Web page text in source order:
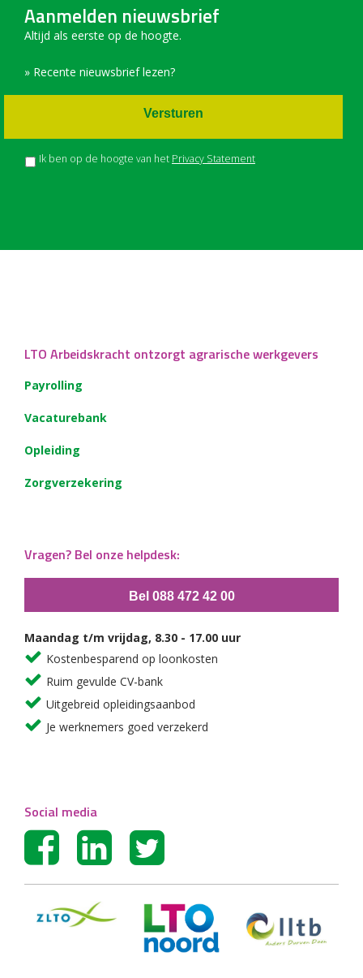
Aanmelden nieuwsbrief
Altijd als eerste op de hoogte.
» Recente nieuwsbrief lezen?
Ik ben op de hoogte van het Privacy Statement
Versturen
LTO Arbeidskracht ontzorgt agrarische werkgevers
Payrolling
Vacaturebank
Opleiding
Zorgverzekering
Vragen? Bel onze helpdesk:
Bel 088 472 42 00
Maandag t/m vrijdag, 8.30 - 17.00 uur
Kostenbesparend op loonkosten
Ruim gevulde CV-bank
Uitgebreid opleidingsaanbod
Je werknemers goed verzekerd
Social media